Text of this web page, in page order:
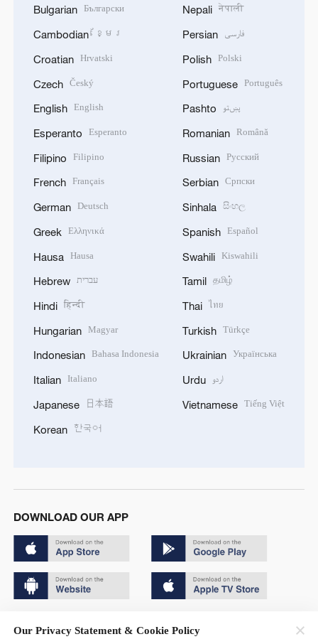
Bulgarian Български
Cambodian ខ្មែរ
Croatian Hrvatski
Czech Český
English English
Esperanto Esperanto
Filipino Filipino
French Français
German Deutsch
Greek Ελληνικά
Hausa Hausa
Hebrew עברית
Hindi हिन्दी
Hungarian Magyar
Indonesian Bahasa Indonesia
Italian Italiano
Japanese 日本語
Korean 한국어
Nepali नेपाली
Persian فارسی
Polish Polski
Portuguese Português
Pashto پښتو
Romanian Română
Russian Русский
Serbian Српски
Sinhala සිංහල
Spanish Español
Swahili Kiswahili
Tamil தமிழ்
Thai ไทย
Turkish Türkçe
Ukrainian Українська
Urdu اردو
Vietnamese Tiếng Việt
DOWNLOAD OUR APP
Our Privacy Statement & Cookie Policy